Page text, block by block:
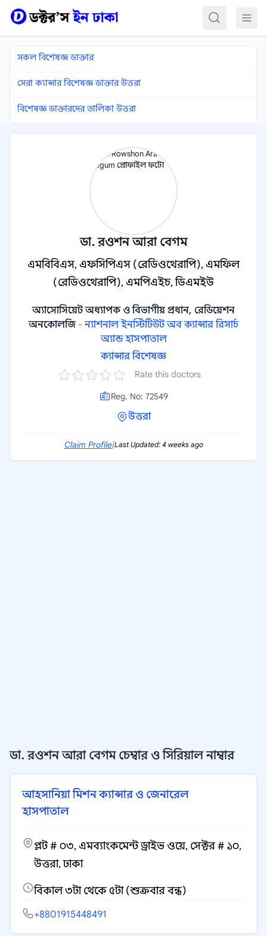
সকল বিশেষজ্ঞ ডাক্তার
সেরা ক্যান্সার বিশেষজ্ঞ ডাক্তার উত্তরা
বিশেষজ্ঞ ডাক্তারদের তালিকা উত্তরা
ডা. রওশন আরা বেগম
এমবিবিএস, এফসিপিএস (রেডিওথেরাপি), এমফিল
(রেডিওথেরাপি), এমপিএইচ, ডিএমইউ
অ্যাসোসিয়েট অধ্যাপক ও বিভাগীয় প্রধান, রেডিয়েশন
অনকোলজি -ন্যাশনাল ইনস্টিটিউট অব ক্যান্সার রিসার্চ
অ্যান্ড হাসপাতাল
ক্যান্সার বিশেষজ্ঞ
Rate this doctors
Reg. No: 72549
উত্তরা
Claim Profile|Last Updated: 4 weeks ago
ডা. রওশন আরা বেগম চেম্বার ও সিরিয়াল নাম্বার
আহসানিয়া মিশন ক্যান্সার ও জেনারেল
হাসপাতাল
প্লট # ০৩, এমব্যাংকমেন্ট ড্রাইভ ওয়ে, সেক্টর # ১০,
উত্তরা, ঢাকা
বিকাল ৩টা থেকে ৫টা (শুক্রবার বন্ধ)
+8801915448491